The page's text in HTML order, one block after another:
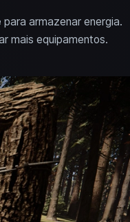
para armazenar energia.
mais equipamentos.